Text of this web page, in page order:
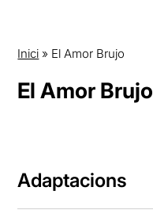
Inici » El Amor Brujo
El Amor Brujo
Adaptacions